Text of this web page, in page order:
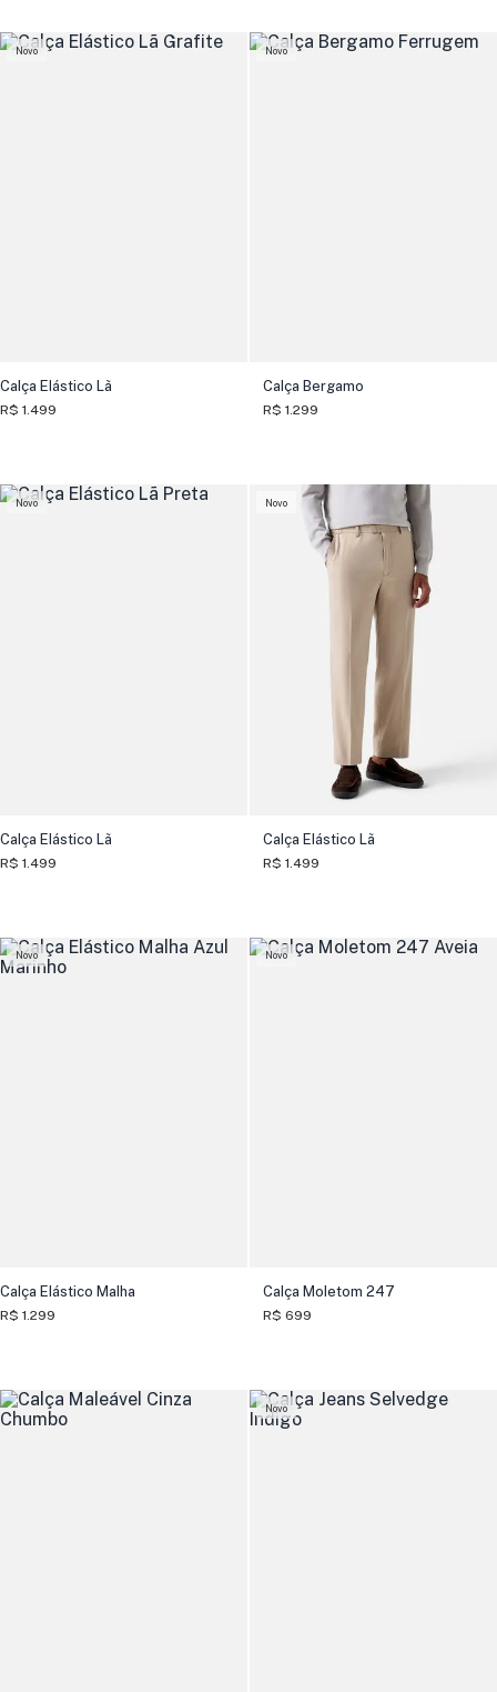
Novo
Calça Elástico Lã
R$ 1.499
Novo
Calça Bergamo
R$ 1.299
Novo
Calça Elástico Lã
R$ 1.499
Novo
Calça Elástico Lã
R$ 1.499
Novo
Calça Elástico Malha
R$ 1.299
Novo
Calça Moletom 247
R$ 699
Novo